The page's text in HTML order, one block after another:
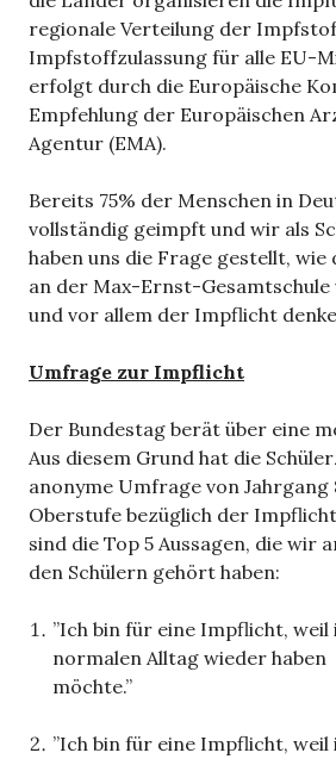
regionale Verteilung der
Impfstoffzulassung für alle EU-
erfolgt durch die Europäische
Empfehlung der Europäischen
Agentur (EMA).
Bereits 75% der Menschen in
vollständig geimpft und wir als
haben uns die Frage gestellt, wie
an der Max-Ernst-
und vor allem der Impflicht
Umfrage zur Impflicht
Der Bundestag berät über eine
Aus diesem Grund hat die
anonyme Umfrage von Jahrgang
Oberstufe bezüglich der
sind die Top 5 Aussagen, die wir
den Schülern gehört haben:
”Ich bin für eine Impflicht,
normalen Alltag wieder haben
”Ich bin für eine Impflicht, weil